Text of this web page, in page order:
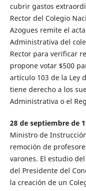
cubrir gastos
Rector del Colegio
Azogues remite el
Administrativa del
Rector para verificar
propone votar $500
artículo 103 de la Ley
tiene derecho a los
Administrativa o el
28 de septiembre de
Ministro de
remoción de
varones. El estudio
del Presidente del
la creación de un